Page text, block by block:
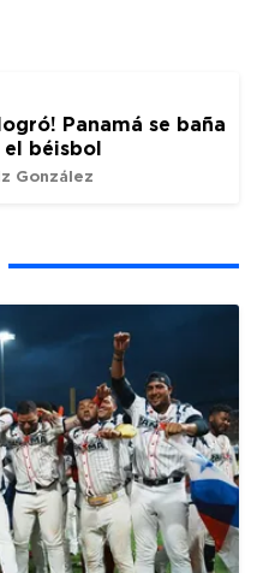
Panamá se baña
el béisbol
González